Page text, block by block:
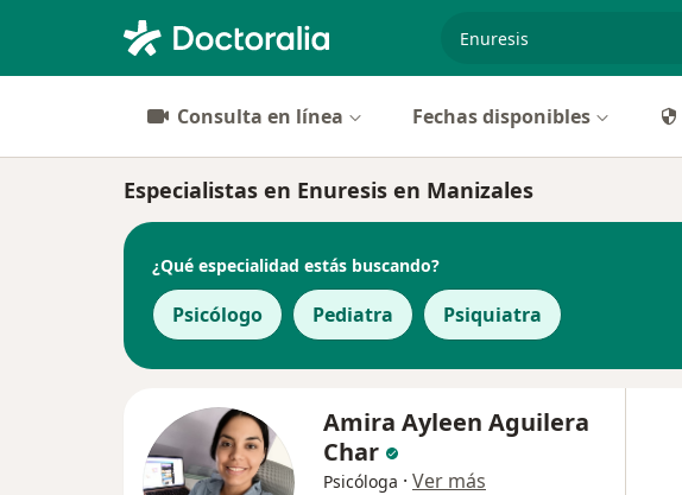
Consulta en línea Fechas disponibles
Especialistas en Enuresis en Manizales
¿Qué especialidad estás buscando?
Psicólogo Pediatra Psiquiatra
Amira Ayleen Aguilera
Char
Psicóloga · Ver más